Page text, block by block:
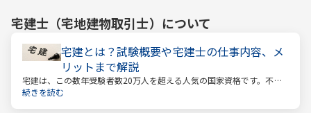
宅建士（宅地建物取引士） について
宅建とは？試験概要や宅建士の仕事内容、メ
リットまで解説
宅建は、この数年受験者数20万人を超える人気の国家資格です。不動
産業に携わる人をはじめ、他業種、学生、主婦まで、さまざまな方が
続きを読む